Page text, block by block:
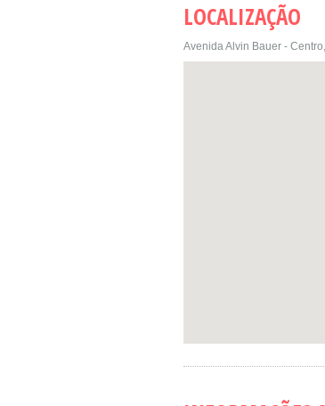
LOCALIZAÇÃO
Avenida Alvin Bauer -